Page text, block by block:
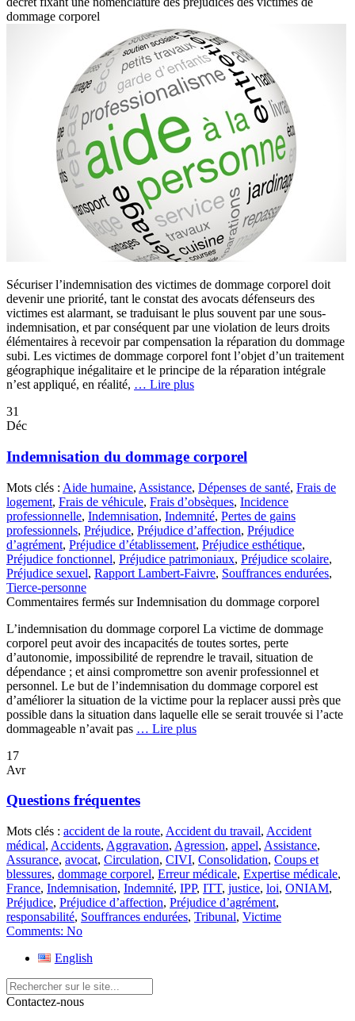
dommage corporel
Sécuriser l’indemnisation des victimes de dommage corporel doit
devenir une priorité, tant le constat des avocats défenseurs des
victimes est alarmant, se traduisant le plus souvent par une sous-
indemnisation, et par conséquent par une violation de leurs droits
élémentaires à recevoir par compensation la réparation du dommage
subi. Les victimes de dommage corporel font l’objet d’un traitement
géographique inégalitaire et le principe de la réparation intégrale
n’est appliqué, en réalité, … Lire plus
31
Déc
Indemnisation du dommage corporel
Mots clés : Aide humaine, Assistance, Dépenses de santé, Frais de
logement, Frais de véhicule, Frais d’obsèques, Incidence
professionnelle, Indemnisation, Indemnité, Pertes de gains
professionnels, Préjudice, Préjudice d’affection, Préjudice
d’agrément, Préjudice d’établissement, Préjudice esthétique,
Préjudice fonctionnel, Préjudice patrimoniaux, Préjudice scolaire,
Préjudice sexuel, Rapport Lambert-Faivre, Souffrances endurées,
Tierce-personne
Commentaires fermés sur Indemnisation du dommage corporel
L’indemnisation du dommage corporel La victime de dommage
corporel peut avoir des incapacités de toutes sortes, perte
d’autonomie, impossibilité de reprendre le travail, situation de
dépendance ; et ainsi compromettre son avenir professionnel et
personnel. Le but de l’indemnisation du dommage corporel est
d’améliorer la situation de la victime pour la replacer aussi près que
possible dans la situation dans laquelle elle se serait trouvée si l’acte
dommageable n’avait pas … Lire plus
17
Avr
Questions fréquentes
Mots clés : accident de la route, Accident du travail, Accident
médical, Accidents, Aggravation, Agression, appel, Assistance,
Assurance, avocat, Circulation, CIVI, Consolidation, Coups et
blessures, dommage corporel, Erreur médicale, Expertise médicale,
France, Indemnisation, Indemnité, IPP, ITT, justice, loi, ONIAM,
Préjudice, Préjudice d’affection, Préjudice d’agrément,
responsabilité, Souffrances endurées, Tribunal, Victime
Comments: No
English
Contactez-nous